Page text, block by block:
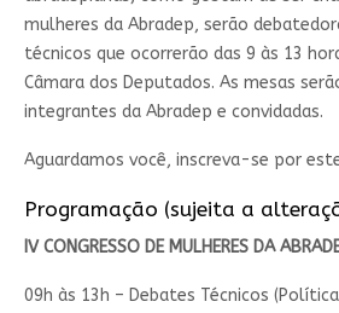
mulheres da Abradep, serão
técnicos que ocorrerão das 9 às 13
Câmara dos Deputados. As mesas
integrantes da Abradep e convidadas.
Aguardamos você, inscreva-se por
Programação (sujeita a
IV CONGRESSO DE MULHERES DA
09h às 13h – Debates Técnicos